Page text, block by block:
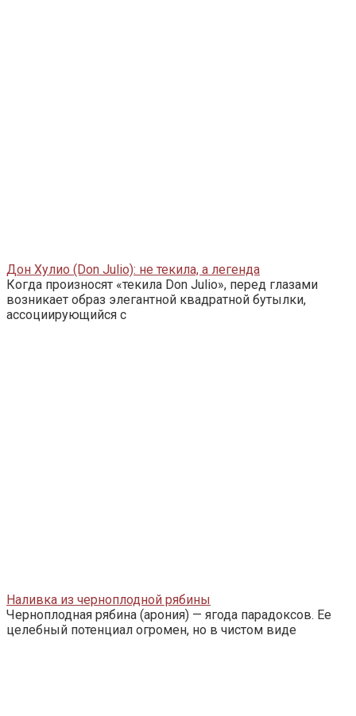
Дон Хулио (Don Julio): не текила, а легенда
Когда произносят «текила Don Julio», перед глазами
возникает образ элегантной квадратной бутылки,
ассоциирующийся с
Наливка из черноплодной рябины
Черноплодная рябина (арония) — ягода парадоксов. Ее
целебный потенциал огромен, но в чистом виде